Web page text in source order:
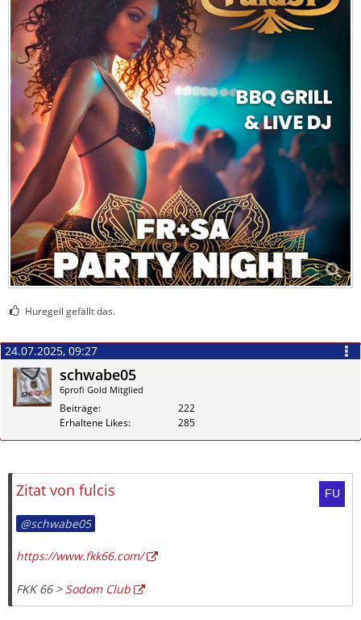
Huregeil gefällt das.
24.07.2025, 09:27
schwabe05
6profi Gold Mitglied
Beiträge
222
Erhaltene Likes
285
Zitat von fulcis
schwabe05
https://www.fkk66.com/
FKK 66 > Sodom Club
Zitieren